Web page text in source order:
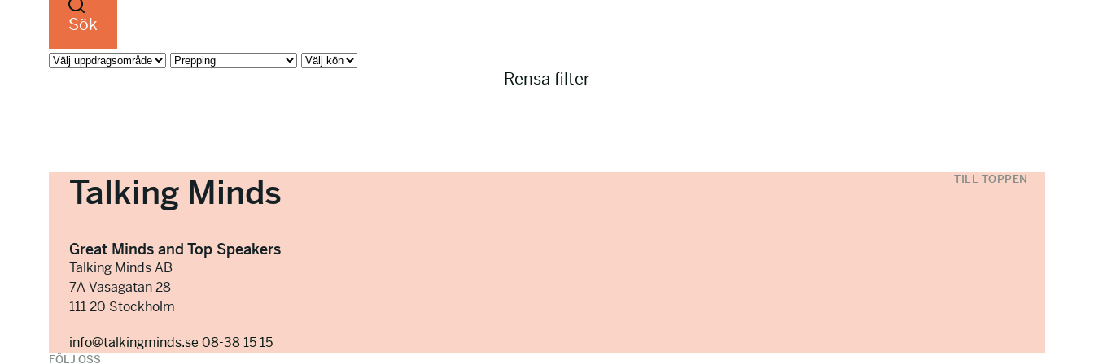
Sök
Rensa filter
Talking Minds
Great Minds and Top Speakers
Talking Minds AB
7A Vasagatan 28
111 20 Stockholm
info@talkingminds.se 08-38 15 15
TILL TOPPEN
FÖLJ OSS